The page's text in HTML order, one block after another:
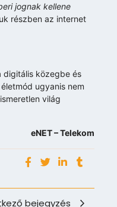
jognak kellene
részben az internet
digitális közegbe és
ugyanis nem
világ
eNET – Telekom
bejegyzés